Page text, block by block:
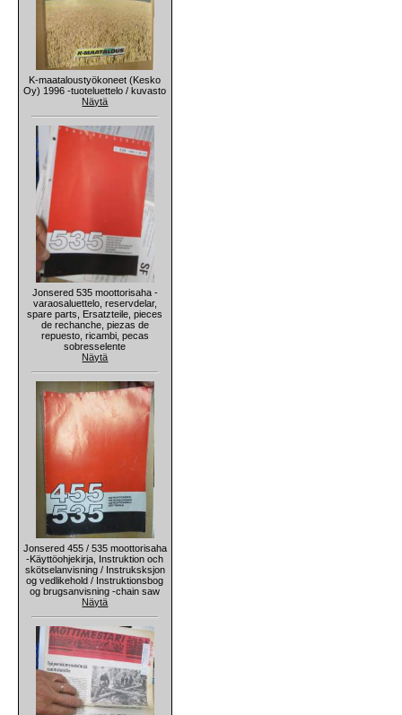
K-maataloustyökoneet (Kesko
Oy) 1996 -tuoteluettelo / kuvasto
Näytä
Jonsered 535 moottorisaha -
varaosaluettelo, reservdelar,
spare parts, Ersatzteile, pieces
de rechanche, piezas de
repuesto, ricambi, pecas
sobresselente
Näytä
Jonsered 455 / 535 moottorisaha
-Käyttöohjekirja, Instruktion och
skötselanvisning / Instruksksjon
og vedlikehold / Instruktionsbog
og brugsanvisning -chain saw
Näytä